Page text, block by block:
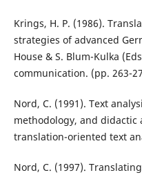
Krings, H. P. (1986).
strategies of advanced
House & S. Blum-Kulka
communication. (pp. 263-
Nord, C. (1991). Text
methodology, and
translation-oriented text
Nord, C. (1997).